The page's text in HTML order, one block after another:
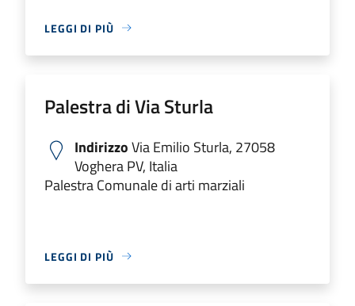
LEGGI DI PIÙ
Palestra di Via Sturla
IndirizzoVia Emilio Sturla, 27058
Voghera PV, Italia
Palestra Comunale di arti marziali
LEGGI DI PIÙ